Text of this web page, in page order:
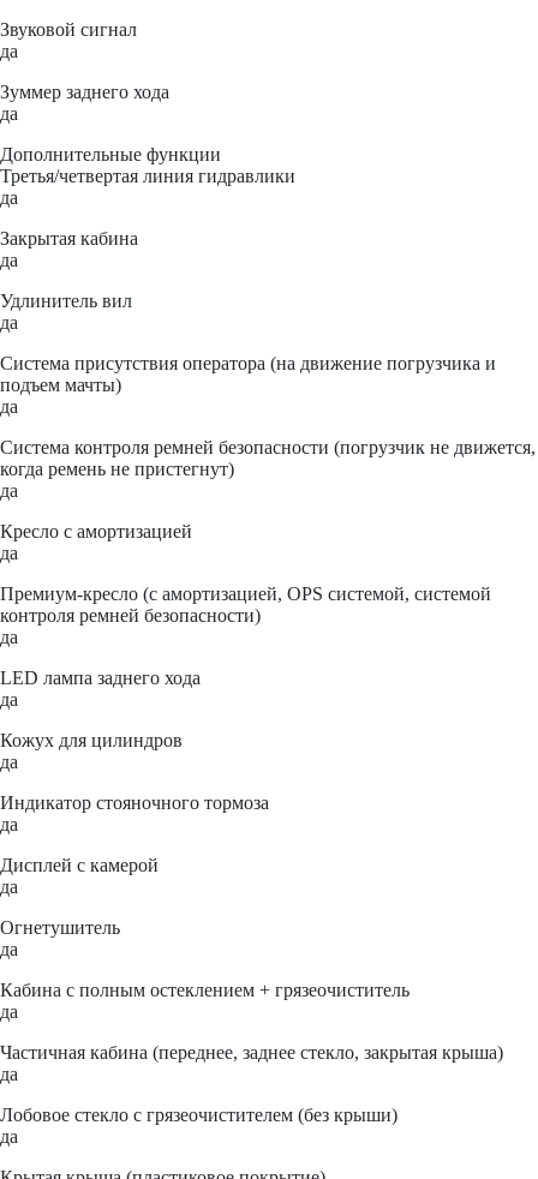
Звуковой сигнал
да
Зуммер заднего хода
да
Дополнительные функции
Третья/четвертая линия гидравлики
да
Закрытая кабина
да
Удлинитель вил
да
Система присутствия оператора (на движение погрузчика и
подъем мачты)
да
Система контроля ремней безопасности (погрузчик не движется,
когда ремень не пристегнут)
да
Кресло с амортизацией
да
Премиум-кресло (с амортизацией, OPS системой, системой
контроля ремней безопасности)
да
LED лампа заднего хода
да
Кожух для цилиндров
да
Индикатор стояночного тормоза
да
Дисплей с камерой
да
Огнетушитель
да
Кабина с полным остеклением + грязеочиститель
да
Частичная кабина (переднее, заднее стекло, закрытая крыша)
да
Лобовое стекло с грязеочистителем (без крыши)
да